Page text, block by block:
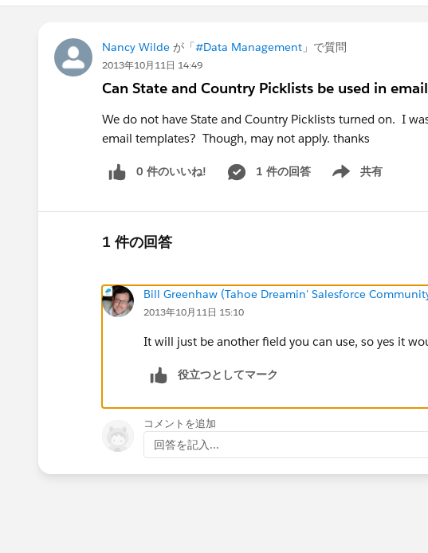
Nancy Wilde が「#Data Management 」で質問
2013年10月11日 14:49
Can State and Country Picklists be used in
We do not have State and Country Picklists turned on. I
email templates? Though, may not apply. thanks
0 件のいいね! 1 件の回答 共有
Show menu
1 件の回答
Bill Greenhaw (Tahoe Dreamin' Salesforce
2013年10月11日 15:10
It will just be another field you can use, so yes it
役立つとしてマーク
コメントを追加
回答を記入...